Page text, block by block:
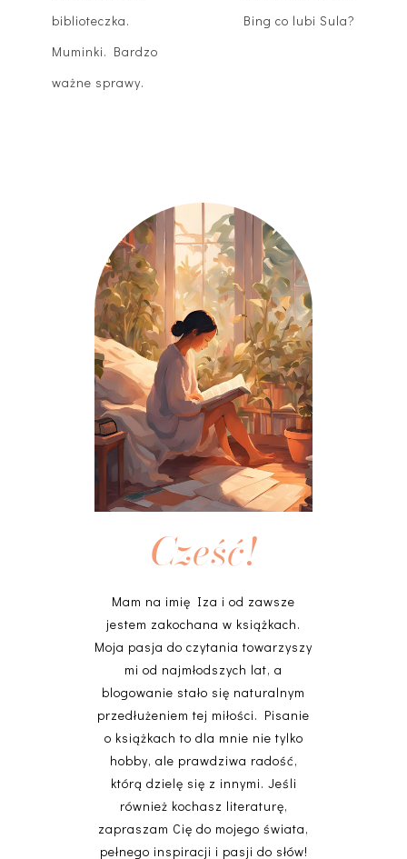
biblioteczka.
Muminki. Bardzo
ważne sprawy.
Bing co lubi Sula?
Cześć!
Mam na imię Iza i od zawsze
jestem zakochana w książkach.
Moja pasja do czytania towarzyszy
mi od najmłodszych lat, a
blogowanie stało się naturalnym
przedłużeniem tej miłości. Pisanie
o książkach to dla mnie nie tylko
hobby, ale prawdziwa radość,
którą dzielę się z innymi. Jeśli
również kochasz literaturę,
zapraszam Cię do mojego świata,
pełnego inspiracji i pasji do słów!